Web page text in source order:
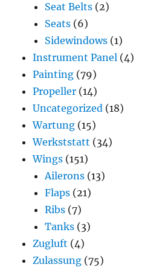
Seat Belts (2)
Seats (6)
Sidewindows (1)
Instrument Panel (4)
Painting (79)
Propeller (14)
Uncategorized (18)
Wartung (15)
Werkststatt (34)
Wings (151)
Ailerons (13)
Flaps (21)
Ribs (7)
Tanks (3)
Zugluft (4)
Zulassung (75)